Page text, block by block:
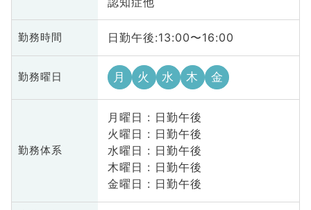
勤務時間 日勤午後:13:00〜16:00
勤務曜日 月 火 水 木 金
勤務体系
月曜日 : 日勤午後
火曜日 : 日勤午後
水曜日 : 日勤午後
木曜日 : 日勤午後
金曜日 : 日勤午後